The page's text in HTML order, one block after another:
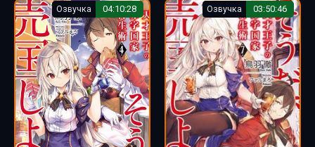
Озвучка 04:10:28 Озвучка 03:50:46